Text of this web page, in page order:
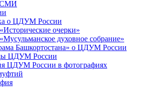
СМИ
о ЦДУМ России
очерки»
духовное собрание»
Башкортостана» о ЦДУМ России
ЦДУМ России
ЦДУМ России в фотографиях